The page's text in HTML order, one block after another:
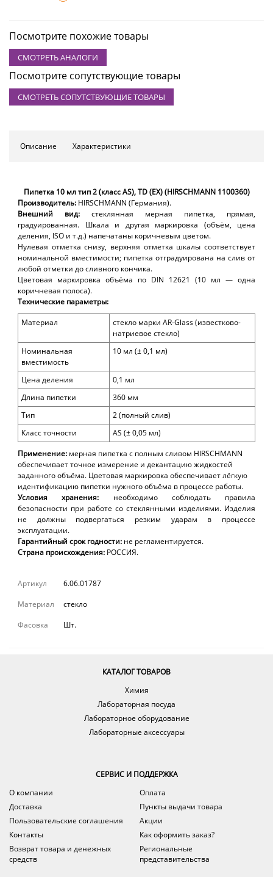
Посмотрите похожие товары
СМОТРЕТЬ АНАЛОГИ
Посмотрите сопутствующие товары
СМОТРЕТЬ СОПУТСТВУЮЩИЕ ТОВАРЫ
Описание Характеристики
Пипетка 10 мл тип 2 (класс AS), TD (EX) (HIRSCHMANN 1100360)
Производитель: HIRSCHMANN (Германия).
Внешний вид: стеклянная мерная пипетка, прямая,
градуированная. Шкала и другая маркировка (объём, цена
деления, ISO и т.д.) напечатаны коричневым цветом.
Нулевая отметка снизу, верхняя отметка шкалы соответствует
номинальной вместимости; пипетка отградуирована на слив от
любой отметки до сливного кончика.
Цветовая маркировка объёма по DIN 12621 (10 мл — одна
коричневая полоса).
Технические параметры:
Материал
стекло марки AR-Glass(известково-
натриевое стекло)
Номинальная
вместимость
10 мл (± 0,1 мл)
Цена деления
0,1 мл
Длина пипетки
360 мм
Тип
2 (полный слив)
Класс точности
AS (± 0,05 мл)
Применение: мерная пипетка с полным сливом HIRSCHMANN
обеспечиваетточное измерение и декантацию жидкостей
заданного объёма. Цветовая маркировка обеспечивает лёгкую
идентификацию пипетки нужного объёма в процессе работы.
Условия хранения: необходимо соблюдать правила
безопасности при работе со стеклянными изделиями. Изделия
не должны подвергаться резким ударам в процессе
эксплуатации.
Гарантийный срок годности: не регламентируется.
Страна происхождения: РОССИЯ.
Артикул
6.06.01787
Материал
стекло
Фасовка
Шт.
КАТАЛОГ ТОВАРОВ
Химия
Лабораторная посуда
Лабораторное оборудование
Лабораторные аксессуары
СЕРВИС И ПОДДЕРЖКА
О компании
Оплата
Доставка
Пункты выдачи товара
Пользовательские соглашения
Акции
Контакты
Как оформить заказ?
Возврат товара и денежных
средств
Региональные
представительства